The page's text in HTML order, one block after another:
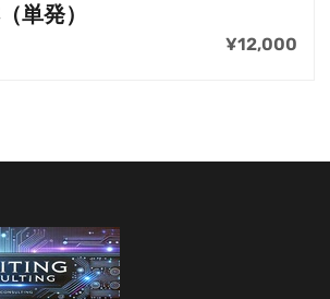
単発）
¥12,000